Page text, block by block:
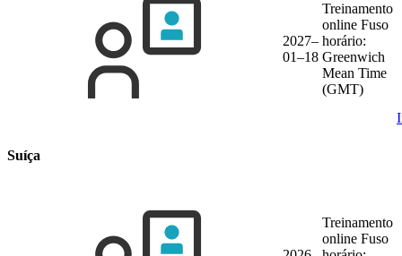
2027–
01–18
Treinamento
online Fuso
horário:
Greenwich
Mean Time
(GMT)
Suíça
Treinamento
online Fuso